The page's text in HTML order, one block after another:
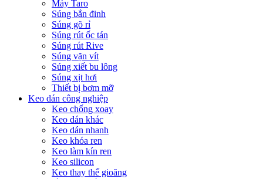
Máy Taro
Súng bắn đinh
Súng gõ rỉ
Súng rút ốc tán
Súng rút Rive
Súng vặn vít
Súng xiết bu lông
Súng xịt hơi
Thiết bị bơm mỡ
Keo dán công nghiệp
Keo chống xoay
Keo dán khác
Keo dán nhanh
Keo khóa ren
Keo làm kín ren
Keo silicon
Keo thay thế gioăng